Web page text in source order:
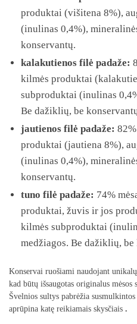
produktai (višitena 8%),
(inulinas 0,4%),
konservantų.
kalakutienos filė padaže:
kilmės produktai
subproduktai (inulinas
Be dažiklių, be
jautienos filė padaže:
produktai (jautiena 8%),
(inulinas 0,4%),
konservantų.
tuno filė padaže: 74%
produktai, žuvis ir jos
kilmės subproduktai
medžiagos. Be dažiklių, be
Konservai ruošiami naudojant
kad būtų išsaugotas originalus mėsos
Švelnios sultys pabrėžia
aprūpina katę reikiamais skysčiais .